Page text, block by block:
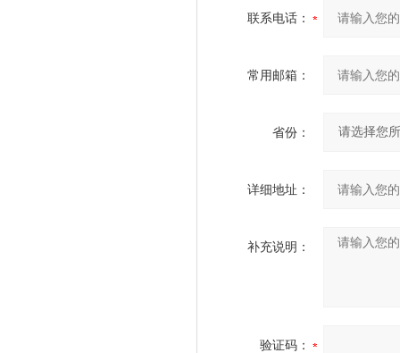
联系电话：
常用邮箱：
省份：
详细地址：
补充说明：
验证码：